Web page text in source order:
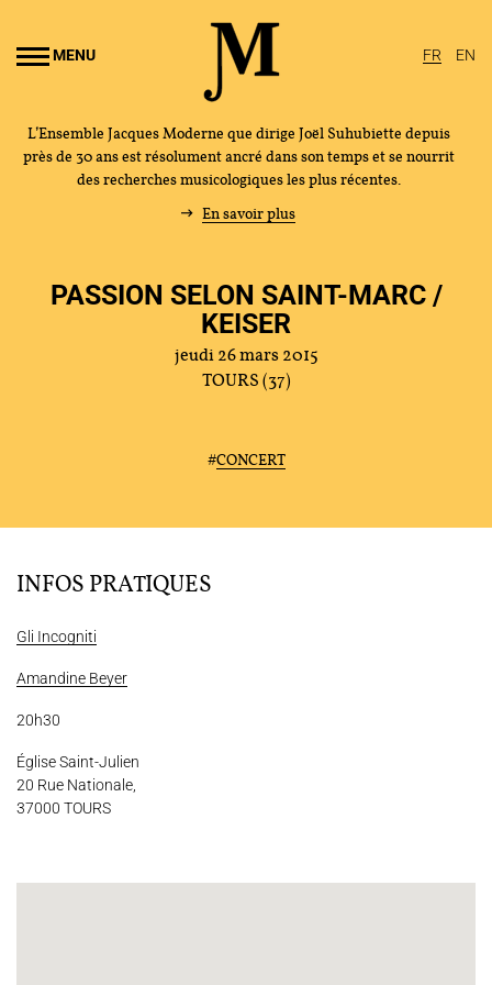
MENU FR EN
L'ENSEMBLE JACQUES MODERNE
PROGRAMMES
Nous soutenir
L’Ensemble Jacques Moderne que dirige Joël Suhubiette depuis
près de 30 ans est résolument ancré dans son temps et se nourrit
des recherches musicologiques les plus récentes.
En savoir plus
PASSION SELON SAINT-MARC /
KEISER
jeudi 26 mars 2015
TOURS (37)
#CONCERT
INFOS PRATIQUES
Gli Incogniti
Amandine Beyer
20h30
Église Saint-Julien
20 Rue Nationale,
37000 TOURS